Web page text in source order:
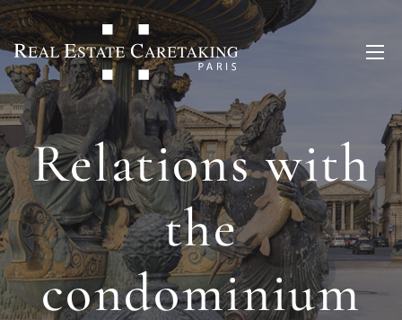
Relations with
the
condominium